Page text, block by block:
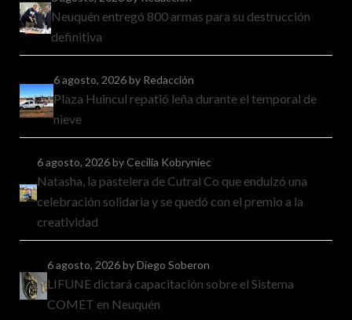
Neuquén entregó 800 armas para su destrucción
definitiva
6 agosto, 2026by Redacción
Plaza Huincul repatió leña durante el temporal de
nieve
6 agosto, 2026by Cecilia Kobryniec
Natasha, la pastelera de Cutral Co que endulzó una
celebración solidaria y se quedó con el premio a la
creatividad
6 agosto, 2026by Diego Soberon
LIFUNE dictará capacitación sobre el Sistema
COMET en Neuquén